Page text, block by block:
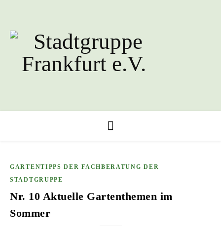
GARTENTIPPS DER FACHBERATUNG DER
STADTGRUPPE
Nr. 10 Aktuelle Gartenthemen im
Sommer